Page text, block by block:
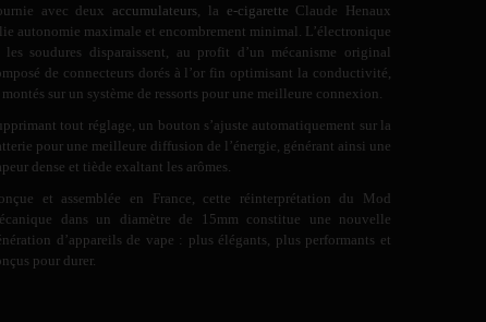
avec deux accumulateurs , la e-cigarette Claude Henaux
autonomie maximale et encombrement minimal. L’électronique
les soudures disparaissent, au profit d’un mécanisme original
de connecteurs dorés à l’or fin optimisant la conductivité,
montés sur un système de ressorts pour une meilleure connexion.
tout réglage, un bouton s’ajuste automatiquement sur la
pour une meilleure diffusion de l’énergie, générant ainsi une
dense et tiède exaltant les arômes.
et assemblée en France, cette réinterprétation du Mod
dans un diamètre de 15mm constitue une nouvelle
d’appareils de vape : plus élégants, plus performants et
pour durer.